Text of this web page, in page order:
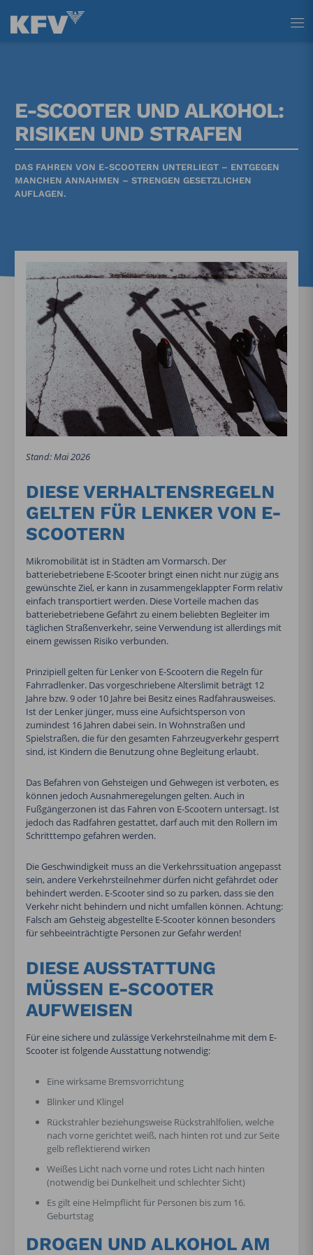
E-SCOOTER UND ALKOHOL:
RISIKEN UND STRAFEN
DAS FAHREN VON E-SCOOTERN UNTERLIEGT – ENTGEGEN
MANCHEN ANNAHMEN – STRENGEN GESETZLICHEN
AUFLAGEN.
Stand: Mai 2026
DIESE VERHALTENSREGELN
GELTEN FÜR LENKER VON E-
SCOOTERN
Mikromobilität ist in Städten am Vormarsch. Der
batteriebetriebene E-Scooter bringt einen nicht nur zügig ans
gewünschte Ziel, er kann in zusammengeklappter Form relativ
einfach transportiert werden. Diese Vorteile machen das
batteriebetriebene Gefährt zu einem beliebten Begleiter im
täglichen Straßenverkehr, seine Verwendung ist allerdings mit
einem gewissen Risiko verbunden.
Prinzipiell gelten für Lenker von E-Scootern die Regeln für
Fahrradlenker. Das vorgeschriebene Alterslimit beträgt 12
Jahre bzw. 9 oder 10 Jahre bei Besitz eines Radfahrausweises.
Ist der Lenker jünger, muss eine Aufsichtsperson von
zumindest 16 Jahren dabei sein. In Wohnstraßen und
Spielstraßen, die für den gesamten Fahrzeugverkehr gesperrt
sind, ist Kindern die Benutzung ohne Begleitung erlaubt.
Das Befahren von Gehsteigen und Gehwegen ist verboten, es
können jedoch Ausnahmeregelungen gelten. Auch in
Fußgängerzonen ist das Fahren von E-Scootern untersagt. Ist
jedoch das Radfahren gestattet, darf auch mit den Rollern im
Schritttempo gefahren werden.
Die Geschwindigkeit muss an die Verkehrssituation angepasst
sein, andere Verkehrsteilnehmer dürfen nicht gefährdet oder
behindert werden. E-Scooter sind so zu parken, dass sie den
Verkehr nicht behindern und nicht umfallen können. Achtung:
Falsch am Gehsteig abgestellte E-Scooter können besonders
für sehbeeinträchtigte Personen zur Gefahr werden!
DIESE AUSSTATTUNG
MÜSSEN E-SCOOTER
AUFWEISEN
Für eine sichere und zulässige Verkehrsteilnahme mit dem E-
Scooter ist folgende Ausstattung notwendig:
Eine wirksame Bremsvorrichtung
Blinker und Klingel
Rückstrahler beziehungsweise Rückstrahlfolien, welche
nach vorne gerichtet weiß, nach hinten rot und zur Seite
gelb reflektierend wirken
Weißes Licht nach vorne und rotes Licht nach hinten
(notwendig bei Dunkelheit und schlechter Sicht)
Es gilt eine Helmpflicht für Personen bis zum 16.
Geburtstag
DROGEN UND ALKOHOL AM